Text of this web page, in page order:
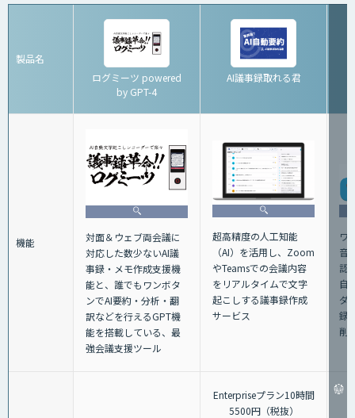
製品名
ログミーツ powered
by GPT-4
AI議事録取れる君
機能
対面＆ウェブ両会議に
対応した数少ないAI議
事録・メモ作成支援機
能と、誰でもワンボタ
ンでAI要約・分析・翻
訳などを行えるGPT機
能を搭載している、最
強会議支援ツール
超高精度の人工知能
（AI）を活用し、Zoom
やTeamsでの会議内容
をリアルタイムで文字
起こしする議事録作成
サービス
ワ
音
認
自
ダ
録
削
Enterpriseプラン10時間
5500円（税抜）